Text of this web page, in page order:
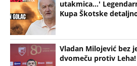
utakmica...'
Kupa Škotske
Vladan Milojević bez
dvomeču protiv Leha!